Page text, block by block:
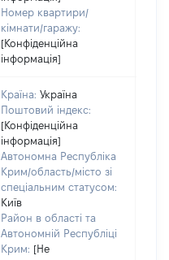
Номер квартири/
кімнати/гаражу:
[Конфіденційна
інформація]
Країна: Україна
Поштовий індекс:
[Конфіденційна
інформація]
Автономна Республіка
Крим/область/місто зі
спеціальним статусом:
Київ
Район в області та
Автономній Республіці
Крим: [Не